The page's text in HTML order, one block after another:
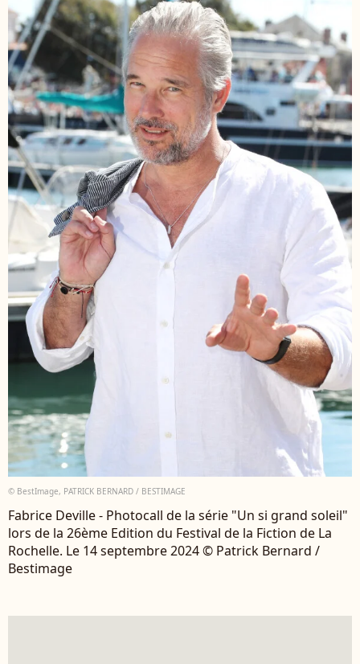
© BestImage, PATRICK BERNARD / BESTIMAGE
Fabrice Deville - Photocall de la série "Un si grand soleil"
lors de la 26ème Edition du Festival de la Fiction de La
Rochelle. Le 14 septembre 2024 © Patrick Bernard /
Bestimage